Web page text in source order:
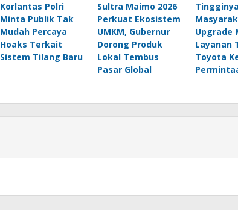
Korlantas Polri
Minta Publik Tak
Mudah Percaya
Hoaks Terkait
Sistem Tilang Baru
Sultra Maimo 2026
Perkuat Ekosistem
UMKM, Gubernur
Dorong Produk
Lokal Tembus
Pasar Global
Upgrade
Layanan
Toyota